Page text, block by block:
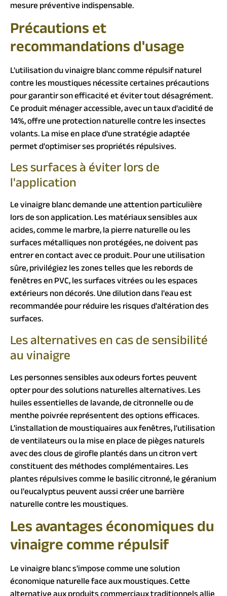
mesure préventive indispensable.
Précautions et
recommandations d'usage
L'utilisation du vinaigre blanc comme répulsif naturel
contre les moustiques nécessite certaines précautions
pour garantir son efficacité et éviter tout désagrément.
Ce produit ménager accessible, avec un taux d'acidité de
14%, offre une protection naturelle contre les insectes
volants. La mise en place d'une stratégie adaptée
permet d'optimiser ses propriétés répulsives.
Les surfaces à éviter lors de
l'application
Le vinaigre blanc demande une attention particulière
lors de son application. Les matériaux sensibles aux
acides, comme le marbre, la pierre naturelle ou les
surfaces métalliques non protégées, ne doivent pas
entrer en contact avec ce produit. Pour une utilisation
sûre, privilégiez les zones telles que les rebords de
fenêtres en PVC, les surfaces vitrées ou les espaces
extérieurs non décorés. Une dilution dans l'eau est
recommandée pour réduire les risques d'altération des
surfaces.
Les alternatives en cas de sensibilité
au vinaigre
Les personnes sensibles aux odeurs fortes peuvent
opter pour des solutions naturelles alternatives. Les
huiles essentielles de lavande, de citronnelle ou de
menthe poivrée représentent des options efficaces.
L'installation de moustiquaires aux fenêtres, l'utilisation
de ventilateurs ou la mise en place de pièges naturels
avec des clous de girofle plantés dans un citron vert
constituent des méthodes complémentaires. Les
plantes répulsives comme le basilic citronné, le géranium
ou l'eucalyptus peuvent aussi créer une barrière
naturelle contre les moustiques.
Les avantages économiques du
vinaigre comme répulsif
Le vinaigre blanc s'impose comme une solution
économique naturelle face aux moustiques. Cette